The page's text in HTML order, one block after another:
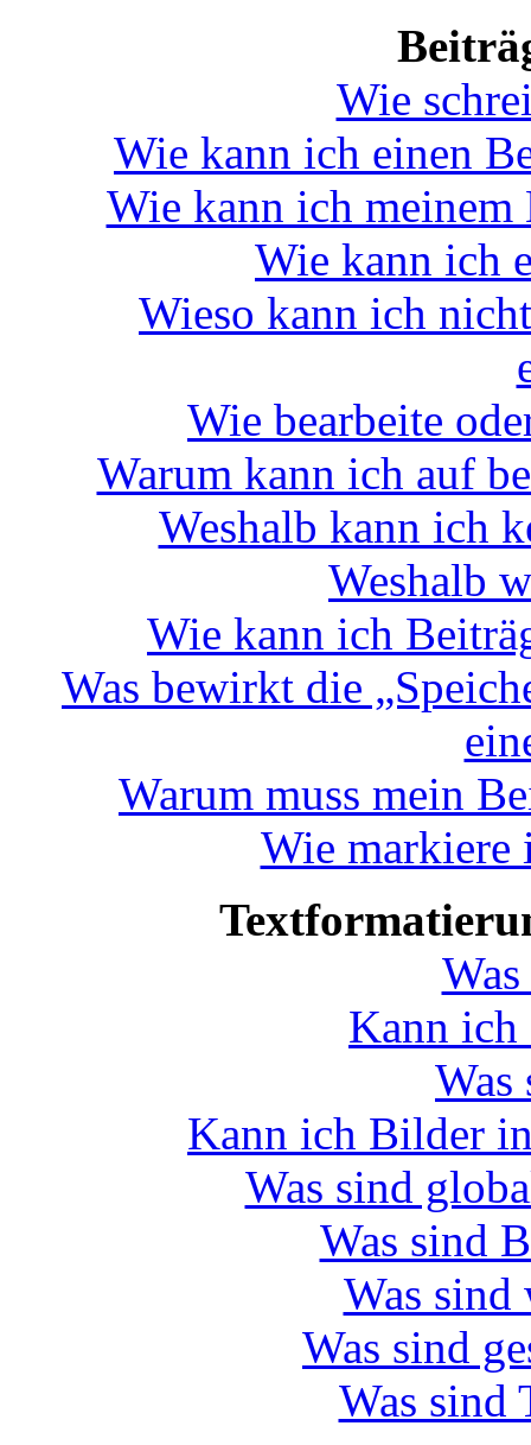
Wie
Wie kann ich einen
Wie kann ich meinem
Wie kann ich
Wieso kann ich
Wie bearbeite
Warum kann ich auf
Weshalb kann ich
Weshalb
Wie kann ich
Was bewirkt die
Warum muss mein
Wie markiere
Kann ich
Was
Kann ich Bilder
Was sind
Was sind
Was sind
Was sind
Was sind